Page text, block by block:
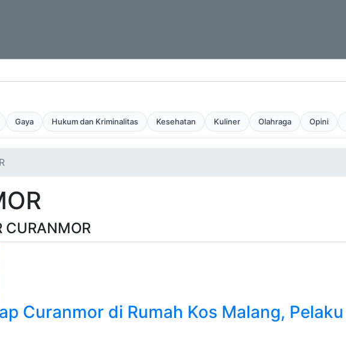
Gaya Hukum dan Kriminalitas Kesehatan Kuliner Olahraga Opini
CURANMOR
Curanmor di Rumah Kos Malang, Pelaku